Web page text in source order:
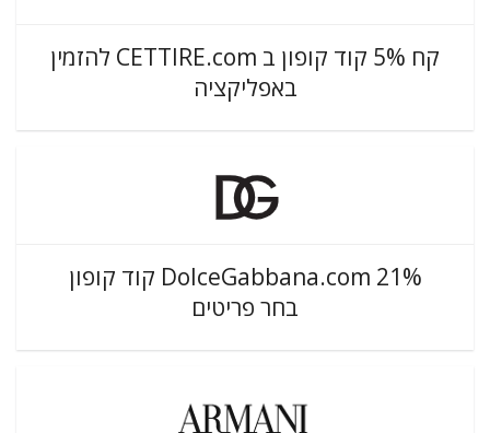
קח 5% קוד קופון ב CETTIRE.com להזמין
באפליקציה
DolceGabbana.com 21% קוד קופון
בחר פריטים